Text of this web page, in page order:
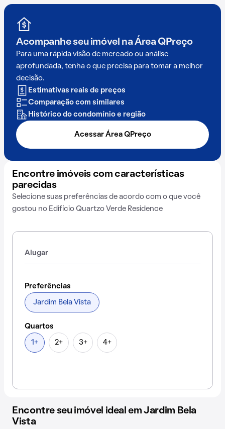
Acompanhe seu imóvel na Área QPreço
Para uma rápida visão de mercado ou análise
aprofundada, tenha o que precisa para tomar a melhor
decisão.
Estimativas reais de preços
Comparação com similares
Histórico do condomínio e região
Acessar Área QPreço
Encontre imóveis com características
parecidas
Selecione suas preferências de acordo com o que você
gostou no Edifício Quartzo Verde Residence
Alugar
Preferências
Jardim Bela Vista
Quartos
1+ 2+ 3+ 4+
Encontre seu imóvel ideal em Jardim Bela
Vista